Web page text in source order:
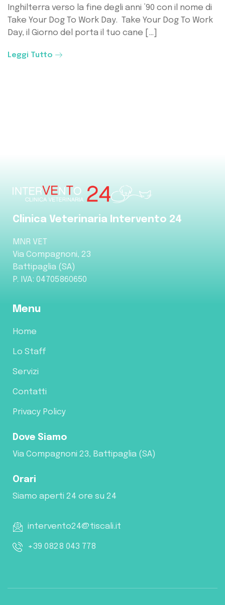
Inghilterra verso la fine degli anni ’90 con il nome di
Take Your Dog To Work Day. Take Your Dog To Work
Day, il Giorno del porta il tuo cane […]
Leggi Tutto
Clinica Veterinaria Intervento 24
MNR VET
Via Compagnoni, 23
Battipaglia (SA)
P. IVA: 04705860650
Menu
Home
Lo Staff
Servizi
Contatti
Privacy Policy
Dove Siamo
Via Compagnoni 23, Battipaglia (SA)
Orari
Siamo aperti 24 ore su 24
intervento24@tiscali.it
+39 0828 043 778